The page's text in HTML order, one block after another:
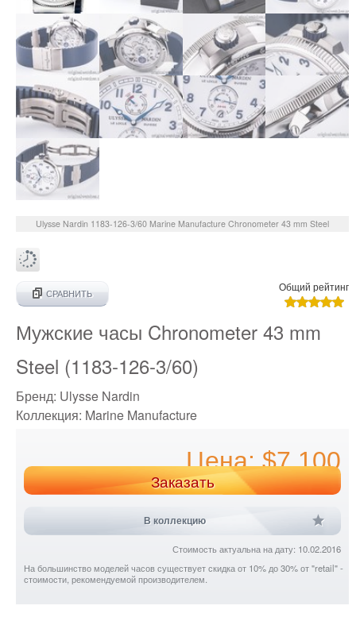
Ulysse Nardin 1183-126-3/60 Marine Manufacture Chronometer 43 mm Steel
СРАВНИТЬ
Общий рейтинг
Мужские часы Chronometer 43 mm
Steel (1183-126-3/60)
Бренд: Ulysse Nardin
Коллекция: Marine Manufacture
Цена: $7 100
Заказать
В коллекцию
Стоимость актуальна на дату: 10.02.2016
На большинство моделей часов существует скидка от 10% до 30% от "retail" -
стоимости, рекомендуемой производителем.